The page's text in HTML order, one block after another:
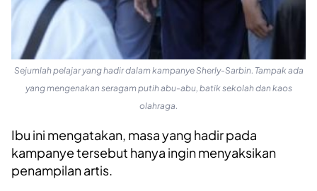
Sejumlah pelajar yang hadir dalam kampanye Sherly-Sarbin. Tampak ada
yang mengenakan seragam putih abu-abu, batik sekolah dan kaos
olahraga.
Ibu ini mengatakan, masa yang hadir pada
kampanye tersebut hanya ingin menyaksikan
penampilan artis.